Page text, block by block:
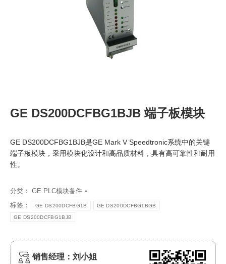
GE DS200DCFBG1BJB 端子板模块
GE DS200DCFBG1BJB是GE Mark V Speedtronic系统中的关键
端子板模块，采用模块化设计和高品质材料，具有高可靠性和耐用
性。
分类： GE PLC模块备件
标签：
GE DS200DCFBG1B GE DS200DCFBG1BGB
GE DS200DCFBG1BJB
销售经理：刘小姐